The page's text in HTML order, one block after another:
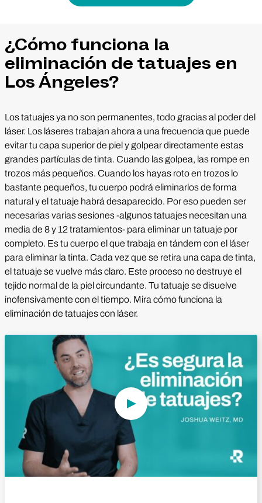
¿Cómo funciona la
eliminación de tatuajes en
Los Ángeles?
Los tatuajes ya no son permanentes, todo gracias al poder del
láser. Los láseres trabajan ahora a una frecuencia que puede
evitar tu capa superior de piel y golpear directamente estas
grandes partículas de tinta. Cuando las golpea, las rompe en
trozos más pequeños. Cuando los hayas roto en trozos lo
bastante pequeños, tu cuerpo podrá eliminarlos de forma
natural y el tatuaje habrá desaparecido. Por eso pueden ser
necesarias varias sesiones -algunos tatuajes necesitan una
media de 8 y 12 tratamientos- para eliminar un tatuaje por
completo. Es tu cuerpo el que trabaja en tándem con el láser
para eliminar la tinta. Cada vez que se retira una capa de tinta,
el tatuaje se vuelve más claro. Este proceso no destruye el
tejido normal de la piel circundante. Tu tatuaje se disuelve
inofensivamente con el tiempo. Mira cómo funciona la
eliminación de tatuajes con láser.